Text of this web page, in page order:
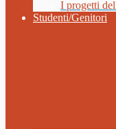
I progetti
Studenti/Genitori